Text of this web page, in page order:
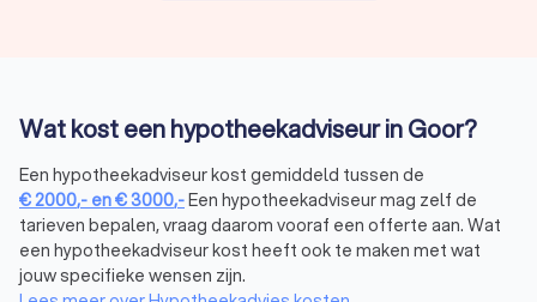
Een onafhankelijke hypotheekadviseur biedt een belangrijk
voordeel: hij vergelijkt meerdere aanbieders om de beste
deal te vinden. Een hypotheekcoach richt zich daarentegen
op begeleiding en financiële planning. Wil je de beste
hypotheek kiezen? Dan helpt een onafhankelijke adviseur je
bij het vinden van de juiste optie, zonder beperkt te zijn tot
één bank of aanbieder.
Wat kost een hypotheekadviseur in Goor?
Een hypotheekadviseur kost gemiddeld tussen de
€2000,- en€3000,-Een hypotheekadviseur mag zelf de
tarieven bepalen, vraag daarom vooraf een offerte aan. Wat
een hypotheekadviseur kost heeft ook te maken met wat
jouw specifieke wensen zijn.